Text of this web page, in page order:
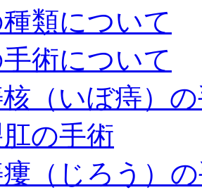
類について
術について
（いぼ痔）の
の手術
（じろう）